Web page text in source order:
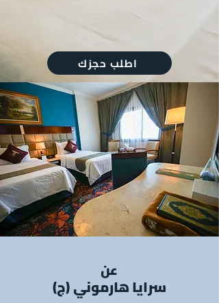
اطلب حجزك
عن
سرايا هارموني(ج)